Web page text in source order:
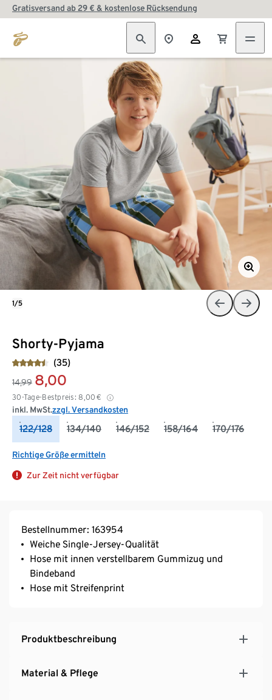
Gratisversand ab 29 € & kostenlose Rücksendung
Shorty-Pyjama
(35)
14,99 8,00
30-Tage-Bestpreis: 8,00 €
inkl. MwSt.zzgl. Versandkosten
122/128 134/140 146/152 158/164 170/176
Richtige Größe ermitteln
Zur Zeit nicht verfügbar
1/5
Bestellnummer: 163954
Weiche Single-Jersey-Qualität
Hose mit innen verstellbarem Gummizug und
Bindeband
Hose mit Streifenprint
Produktbeschreibung
Material & Pflege